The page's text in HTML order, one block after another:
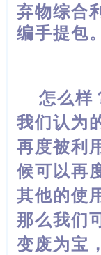
弃物综合
编手提包。
怎么样
我们认为
再度被利
候可以再
其他的使
那么我们
变废为宝